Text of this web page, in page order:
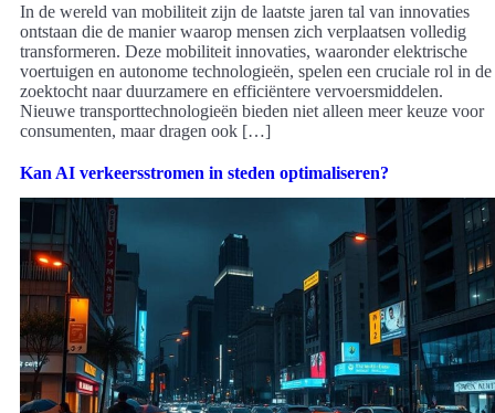
In de wereld van mobiliteit zijn de laatste jaren tal van innovaties
ontstaan die de manier waarop mensen zich verplaatsen volledig
transformeren. Deze mobiliteit innovaties, waaronder elektrische
voertuigen en autonome technologieën, spelen een cruciale rol in de
zoektocht naar duurzamere en efficiëntere vervoersmiddelen.
Nieuwe transporttechnologieën bieden niet alleen meer keuze voor
consumenten, maar dragen ook […]
Kan AI verkeersstromen in steden optimaliseren?